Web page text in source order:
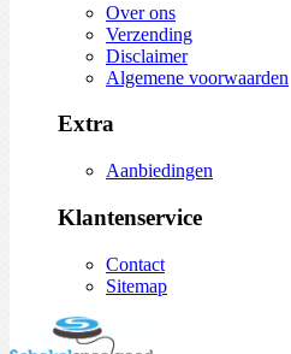
Over ons
Verzending
Disclaimer
Algemene voorwaarden
Extra
Aanbiedingen
Klantenservice
Contact
Sitemap